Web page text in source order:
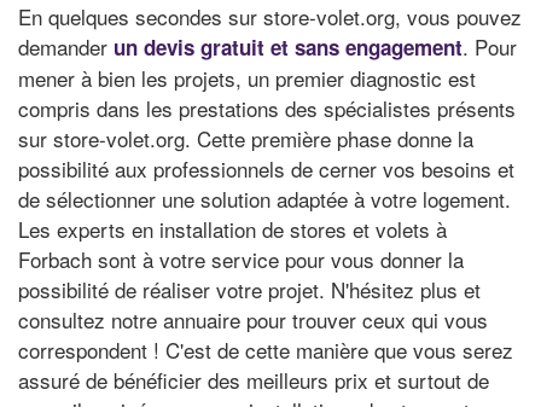
En quelques secondes sur store-volet.org, vous pouvez
demander un devis gratuit et sans engagement. Pour
mener à bien les projets, un premier diagnostic est
compris dans les prestations des spécialistes présents
sur store-volet.org. Cette première phase donne la
possibilité aux professionnels de cerner vos besoins et
de sélectionner une solution adaptée à votre logement.
Les experts en installation de stores et volets à
Forbach sont à votre service pour vous donner la
possibilité de réaliser votre projet. N'hésitez plus et
consultez notre annuaire pour trouver ceux qui vous
correspondent ! C'est de cette manière que vous serez
assuré de bénéficier des meilleurs prix et surtout de